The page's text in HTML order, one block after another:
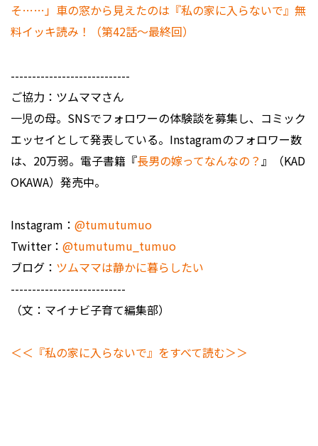
そ……」車の窓から見えたのは『私の家に入らないで』無
料イッキ読み！（第42話～最終回）
----------------------------
ご協力：ツムママさん
一児の母。SNSでフォロワーの体験談を募集し、コミック
エッセイとして発表している。Instagramのフォロワー数
は、20万弱。電子書籍『長男の嫁ってなんなの？』（KAD
OKAWA）発売中。
Instagram： @tumutumuo
Twitter： @tumutumu_tumuo
ブログ： ツムママは静かに暮らしたい
---------------------------
（文：マイナビ子育て編集部）
＜＜『私の家に入らないで』をすべて読む＞＞